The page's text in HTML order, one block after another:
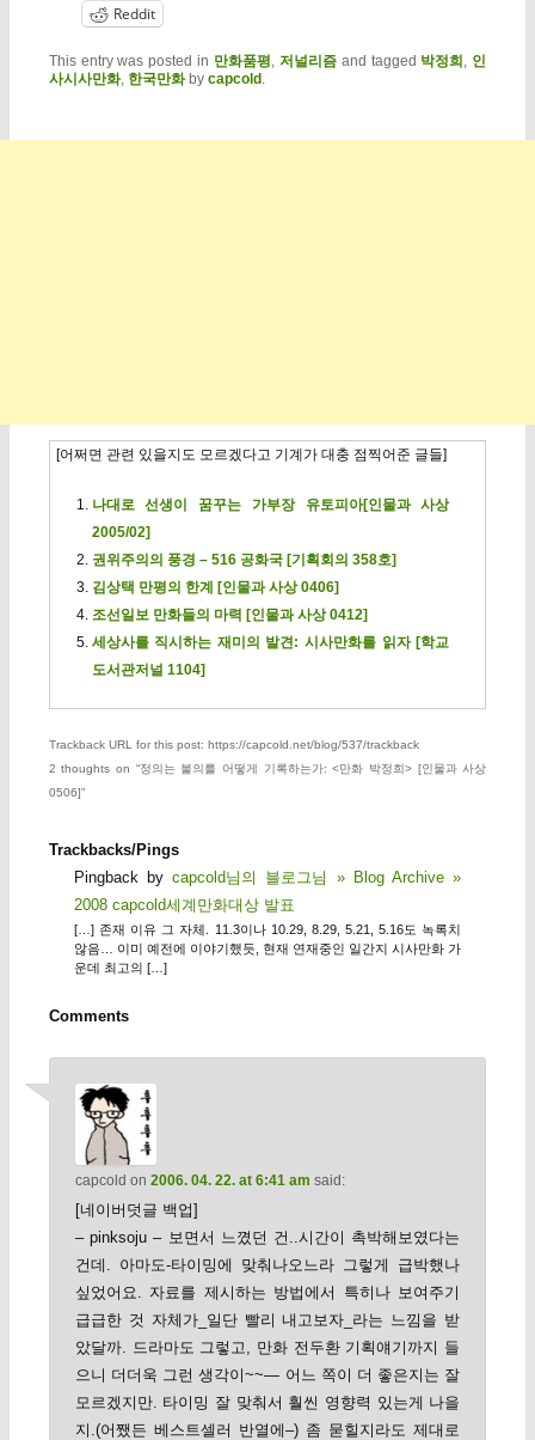
Reddit
This entry was posted in 만화품평, 저널리즘and tagged 박정희 , 인
사시사만화, 한국만화by capcold .
[어쩌면 관련 있을지도 모르겠다고 기계가 대충 점찍어준 글들]
나대로 선생이 꿈꾸는 가부장 유토피아[인물과 사상
2005/02]
권위주의의 풍경 – 516 공화국 [기획회의 358호]
김상택 만평의 한계 [인물과 사상 0406]
조선일보 만화들의 마력 [인물과 사상 0412]
세상사를 직시하는 재미의 발견: 시사만화를 읽자 [학교
도서관저널 1104]
Trackback URL for this post: https://capcold.net/blog/537/trackback
2 thoughts on “정의는 불의를 어떻게 기록하는가: <만화 박정희> [인물과 사상
0506]”
Trackbacks/Pings
Pingback bycapcold님의 블로그님 » Blog Archive »
2008 capcold세계만화대상 발표
[…] 존재 이유 그 자체. 11.3이나 10.29, 8.29, 5.21, 5.16도 녹록치
않음… 이미 예전에 이야기했듯, 현재 연재중인 일간지 시사만화 가
운데 최고의 […]
Comments
capcold on 2006. 04. 22. at 6:41 am said:
[네이버덧글 백업]
– pinksoju – 보면서 느꼈던 건..시간이 촉박해보였다는
건데. 아마도-타이밍에 맞춰나오느라 그렇게 급박했나
싶었어요. 자료를 제시하는 방법에서 특히나 보여주기
급급한 것 자체가_일단 빨리 내고보자_라는 느낌을 받
았달까. 드라마도 그렇고, 만화 전두환 기획얘기까지 들
으니 더더욱 그런 생각이~~— 어느 쪽이 더 좋은지는 잘
모르겠지만. 타이밍 잘 맞춰서 훨씬 영향력 있는게 나을
지.(어쨌든 베스트셀러 반열에–) 좀 묻힐지라도 제대로